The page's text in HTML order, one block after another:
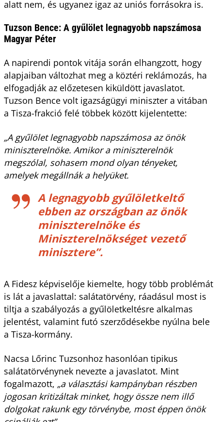
alatt nem, és ugyanez igaz az uniós forrásokra is.
Tuzson Bence: A gyűlölet legnagyobb napszámosa
Magyar Péter
A napirendi pontok vitája során elhangzott, hogy
alapjaiban változhat meg a köztéri reklámozás, ha
elfogadják az előzetesen kiküldött javaslatot.
Tuzson Bence volt igazságügyi miniszter a vitában
a Tisza-frakció felé többek között kijelentette:
„A gyűlölet legnagyobb napszámosa az önök
miniszterelnöke. Amikor a miniszterelnök
megszólal, sohasem mond olyan tényeket,
amelyek megállnák a helyüket.
A legnagyobb gyűlöletkeltő
ebben az országban az önök
miniszterelnöke és
Miniszterelnökséget vezető
minisztere”.
A Fidesz képviselője kiemelte, hogy több problémát
is lát a javaslattal: salátatörvény, ráadásul most is
tiltja a szabályozás a gyűlöletkeltésre alkalmas
jelentést, valamint futó szerződésekbe nyúlna bele
a Tisza-kormány.
Nacsa Lőrinc Tuzsonhoz hasonlóan tipikus
salátatörvénynek nevezte a javaslatot. Mint
fogalmazott, „a választási kampányban részben
jogosan kritizáltak minket, hogy össze nem illő
dolgokat rakunk egy törvénybe, most éppen önök